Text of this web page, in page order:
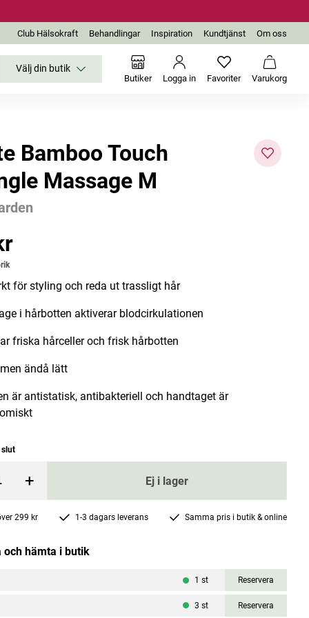
Club Hälsokraft Behandlingar Inspiration Kundtjänst Om oss
Välj din butik
Butiker Logga in FavoriterInga favoriter
Varukorg
100g
Dr. Konopka's
Bamboo Touch
Massage M
för styling och reda ut trassligt hår
i hårbotten aktiverar blodcirkulationen
friska hårceller och frisk hårbotten
ändå lätt
är antistatisk, antibakteriell och handtaget är
+ Ej i lager
299 kr 1-3 dagars leverans Samma pris i butik & online
och hämta i butik
1 st Reservera
3 st Reservera